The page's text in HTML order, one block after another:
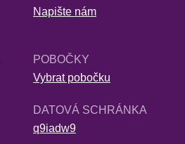
Napište nám
POBOČKY
Vybrat pobočku
DATOVÁ SCHRÁNKA
q9iadw9